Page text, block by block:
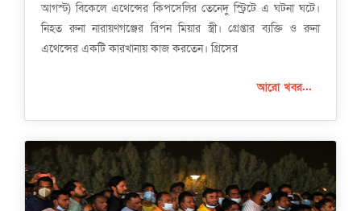
আগস্ট) বিকেলে এথেন্সের কিপসেলির তেনেদু স্ট্রিটে এ ঘটনা ঘটে।
নিহত রুনা নারায়ণগঞ্জের রিপন মিয়ার স্ত্রী। গ্রেপ্তার ব্যক্তি ও রুনা
এথেন্সের একটি কারখানায় কাজ করতেন। গ্রিসের
আরো খবর...